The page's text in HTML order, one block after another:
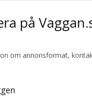
på
om annonsformat,